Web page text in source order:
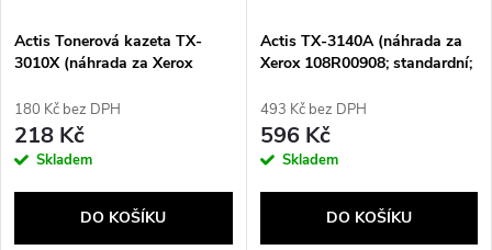
p
r
o
s
p
r
o
Actis Tonerová kazeta TX-
3010X (náhrada za Xerox
180 Kč bez DPH
218 Kč
Skladem
DO KOŠÍKU
Actis TX-3140A (náhrada za
Xerox 108R00908; standardní;
493 Kč bez DPH
596 Kč
Skladem
DO KOŠÍKU